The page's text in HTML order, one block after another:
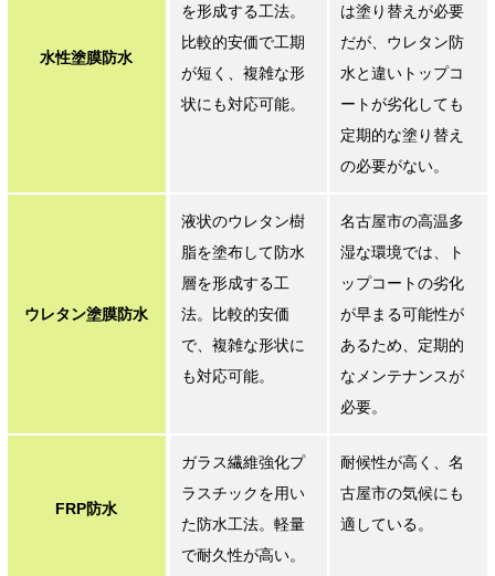
水性塗膜防水
を形成する工法。
比較的安価で工期
が短く、複雑な形
状にも対応可能。
は塗り替えが必要
だが、ウレタン防
水と違いトップコ
ートが劣化しても
定期的な塗り替え
の必要がない。
ウレタン塗膜防水
液状のウレタン樹
脂を塗布して防水
層を形成する工
法。比較的安価
で、複雑な形状に
も対応可能。
名古屋市の高温多
湿な環境では、ト
ップコートの劣化
が早まる可能性が
あるため、定期的
なメンテナンスが
必要。
FRP防水
ガラス繊維強化プ
ラスチックを用い
た防水工法。軽量
で耐久性が高い。
耐候性が高く、名
古屋市の気候にも
適している。